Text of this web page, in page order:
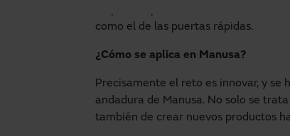
como el de las puertas rápidas.
¿Cómo se aplica en Manusa?
Precisamente el reto es innovar, y
andadura de Manusa. No solo se
también de crear nuevos productos